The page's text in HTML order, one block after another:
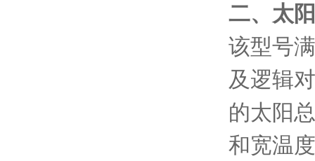
二、 太
该型号
及逻辑
的太阳
和宽温